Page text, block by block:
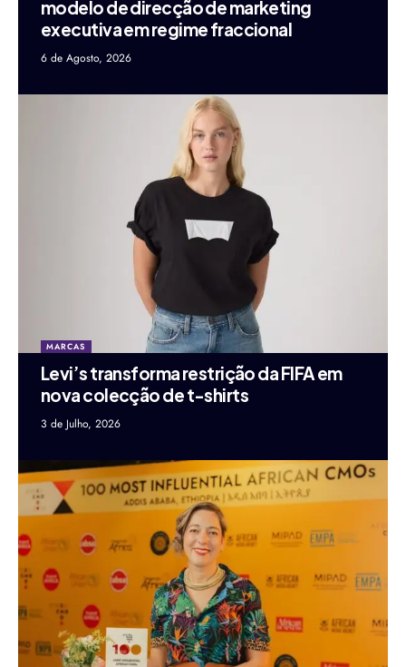
modelo de direcção de marketing
executiva em regime fraccional
6 de Agosto, 2026
MARCAS
Levi’s transforma restrição da FIFA em
nova colecção de t-shirts
3 de Julho, 2026